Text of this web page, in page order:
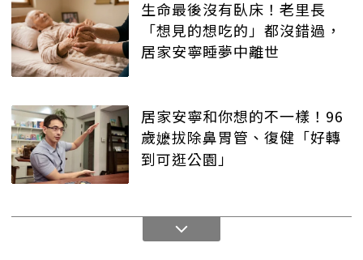
生命最後沒有臥床！老里長
「想見的想吃的」都沒錯過，
居家安寧睡夢中離世
居家安寧和你想的不一樣！96
歲嬷拔除鼻胃管、復健「好轉
到可逛公園」